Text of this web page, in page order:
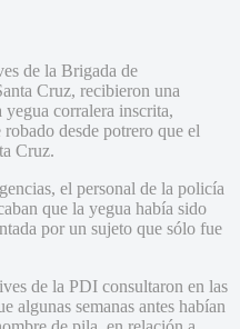
de la Brigada de
Cruz, recibieron una
corralera inscrita,
desde potrero que el
Cruz.
el personal de la policía
que la yegua había sido
por un sujeto que sólo fue
de la PDI consultaron en las
algunas semanas antes habían